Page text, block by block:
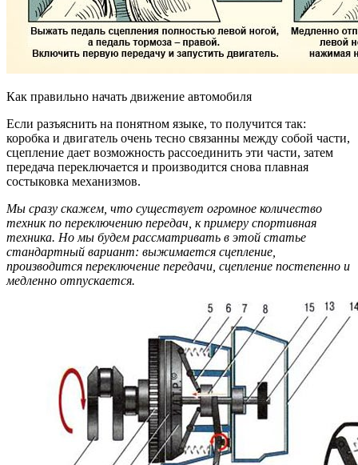
Как правильно начать движение автомобиля
Если разъяснить на понятном языке, то получится так:
коробка и двигатель очень тесно связанны между собой части,
сцепление дает возможность рассоединить эти части, затем
передача переключается и производится снова плавная
состыковка механизмов.
Мы сразу скажем, что существует огромное количество
техник по переключению передач, к примеру спортивная
техника. Но мы будем рассматривать в этой статье
стандартный вариант: выжимается сцепление,
производится переключение передачи, сцепление постепенно и
медленно отпускается.